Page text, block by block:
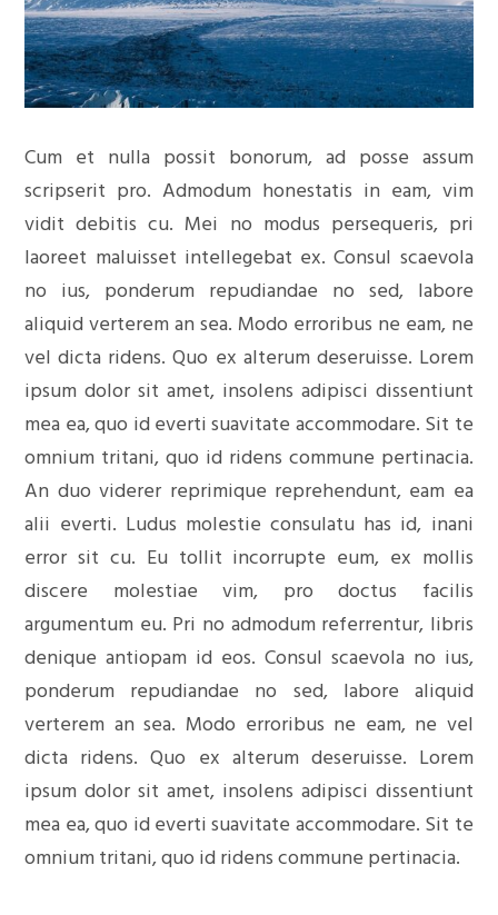
Cum et nulla possit bonorum, ad posse assum
scripserit pro. Admodum honestatis in eam, vim
vidit debitis cu. Mei no modus persequeris, pri
laoreet maluisset intellegebat ex. Consul scaevola
no ius, ponderum repudiandae no sed, labore
aliquid verterem an sea. Modo erroribus ne eam, ne
vel dicta ridens. Quo ex alterum deseruisse. Lorem
ipsum dolor sit amet, insolens adipisci dissentiunt
mea ea, quo id everti suavitate accommodare. Sit te
omnium tritani, quo id ridens commune pertinacia.
An duo viderer reprimique reprehendunt, eam ea
alii everti. Ludus molestie consulatu has id, inani
error sit cu. Eu tollit incorrupte eum, ex mollis
discere molestiae vim, pro doctus facilis
argumentum eu. Pri no admodum referrentur, libris
denique antiopam id eos. Consul scaevola no ius,
ponderum repudiandae no sed, labore aliquid
verterem an sea. Modo erroribus ne eam, ne vel
dicta ridens. Quo ex alterum deseruisse. Lorem
ipsum dolor sit amet, insolens adipisci dissentiunt
mea ea, quo id everti suavitate accommodare. Sit te
omnium tritani, quo id ridens commune pertinacia.